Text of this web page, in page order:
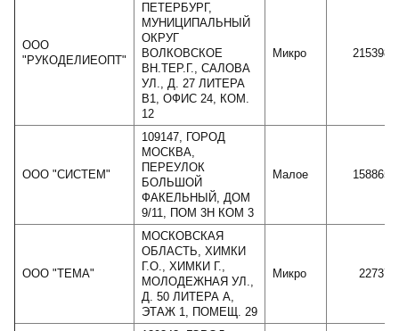
ООО
"РУКОДЕЛИЕОПТ"
ПЕТЕРБУРГ,
МУНИЦИПАЛЬНЫЙ
ОКРУГ
ВОЛКОВСКОЕ
ВН.ТЕР.Г., САЛОВА
УЛ., Д. 27 ЛИТЕРА
В1, ОФИС 24, КОМ.
12
Микро 215398
ООО "СИСТЕМ"
109147, ГОРОД
МОСКВА,
ПЕРЕУЛОК
БОЛЬШОЙ
ФАКЕЛЬНЫЙ, ДОМ
9/11, ПОМ 3Н КОМ 3
Малое 158865
ООО "ТЕМА"
МОСКОВСКАЯ
ОБЛАСТЬ, ХИМКИ
Г.О., ХИМКИ Г.,
МОЛОДЕЖНАЯ УЛ.,
Д. 50 ЛИТЕРА А,
ЭТАЖ 1, ПОМЕЩ. 29
Микро 22737